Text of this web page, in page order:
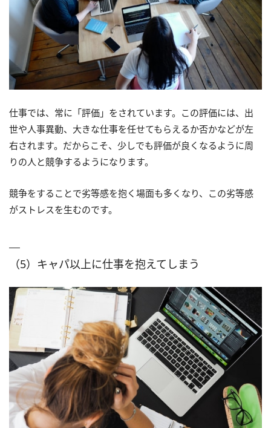
仕事では、常に「評価」をされています。この評価には、出
世や人事異動、大きな仕事を任せてもらえるか否かなどが左
右されます。だからこそ、少しでも評価が良くなるように周
りの人と競争するようになります。
競争をすることで劣等感を抱く場面も多くなり、この劣等感
がストレスを生むのです。
（5）キャパ以上に仕事を抱えてしまう